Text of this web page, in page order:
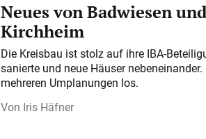
Neues von Badwiesen
Kirchheim
Die Kreisbau ist stolz auf ihre IBA-
sanierte und neue Häuser
mehreren Umplanungen los.
Iris Häfner